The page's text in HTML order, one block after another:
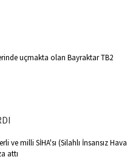
uçmakta olan Bayraktar TB2
ve milli SİHA'sı (Silahlı İnsansız Hava
attı